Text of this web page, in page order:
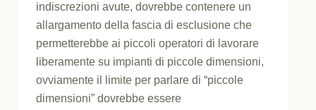
indiscrezioni avute, dovrebbe contenere un
allargamento della fascia di esclusione che
permetterebbe ai piccoli operatori di lavorare
liberamente su impianti di piccole dimensioni,
ovviamente il limite per parlare di “piccole
dimensioni” dovrebbe essere